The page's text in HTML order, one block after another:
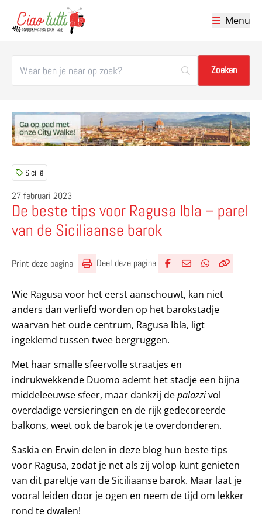
Menu
Sicilië
27 februari 2023
De beste tips voor Ragusa Ibla – parel
van de Siciliaanse barok
Print deze pagina Deel deze pagina
Wie Ragusa voor het eerst aanschouwt, kan niet
anders dan verliefd worden op het barokstadje
waarvan het oude centrum, Ragusa Ibla, ligt
ingeklemd tussen twee bergruggen.
Met haar smalle sfeervolle straatjes en
indrukwekkende Duomo ademt het stadje een bijna
middeleeuwse sfeer, maar dankzij depalazzivol
overdadige versieringen en de rijk gedecoreerde
balkons, weet ook de barok je te overdonderen.
Saskia en Erwin delen in deze blog hun beste tips
voor Ragusa, zodat je net als zij volop kunt genieten
van dit pareltje van de Siciliaanse barok. Maar laat je
vooral leiden door je ogen en neem de tijd om lekker
rond te dwalen!